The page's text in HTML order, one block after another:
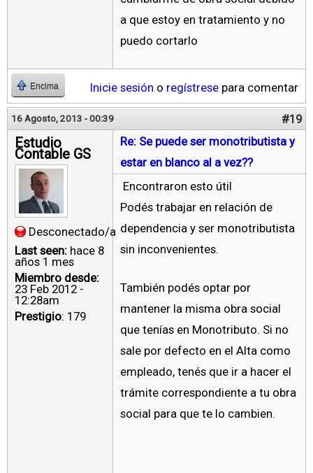
a que estoy en tratamiento y no
puedo cortarlo
Encima Inicie sesión o regístrese para comentar
16 Agosto, 2013 - 00:39 #19
Estudio
Contable GS
Desconectado/a
Last seen: hace 8
años 1 mes
Miembro desde:
23 Feb 2012 -
12:28am
Prestigio: 179
Re: Se puede ser monotributista y
estar en blanco al a vez??
Encontraron esto útil
Podés trabajar en relación de
dependencia y ser monotributista
sin inconvenientes.
También podés optar por
mantener la misma obra social
que tenías en Monotributo. Si no
sale por defecto en el Alta como
empleado, tenés que ir a hacer el
trámite correspondiente a tu obra
social para que te lo cambien.